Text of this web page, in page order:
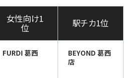
女性向け1
位 駅チカ1位
FURDI 葛西
BEYOND 葛西
店